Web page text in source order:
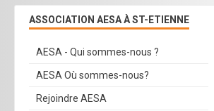
ASSOCIATION AESA À ST-ETIENNE
AESA - Qui sommes-nous ?
AESA Où sommes-nous?
Rejoindre AESA